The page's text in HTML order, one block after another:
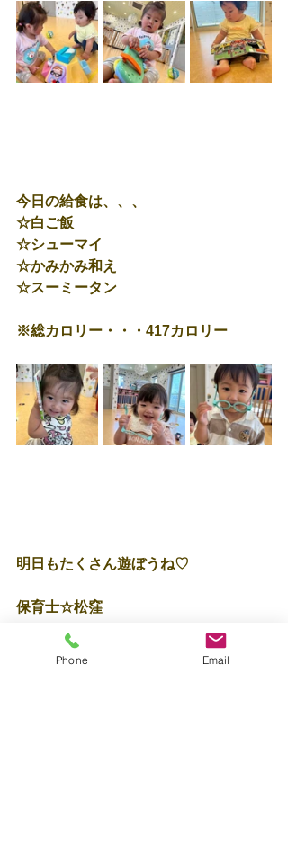
今日の給食は、、、
☆白ご飯
☆シューマイ
☆かみかみ和え
☆スーミータン
※総カロリー・・・417カロリー
明日もたくさん遊ぼうね♡
保育士☆松窪
Phone Email